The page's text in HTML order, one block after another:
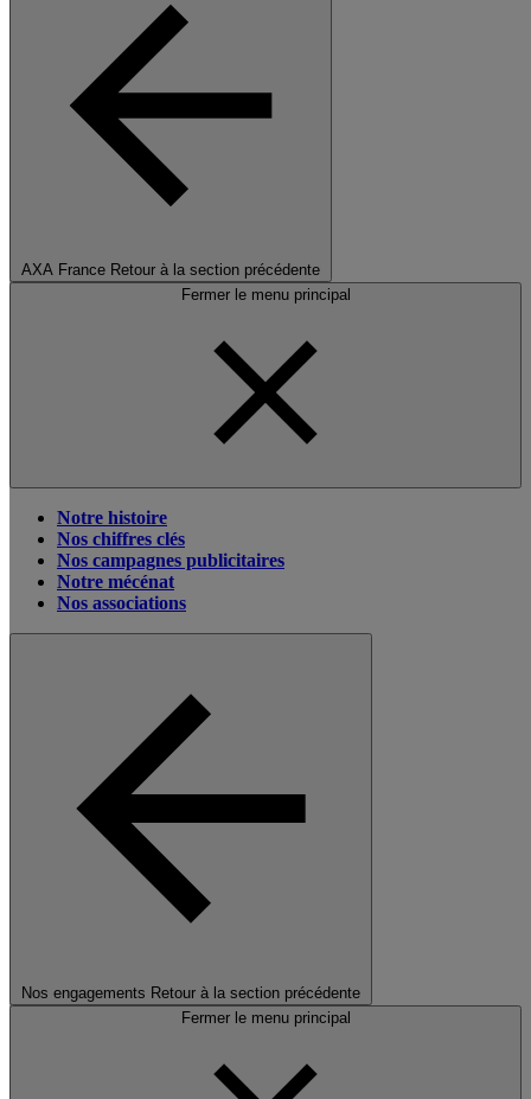
AXA France Retour à la section précédente
Fermer le menu principal
Notre histoire
Nos chiffres clés
Nos campagnes publicitaires
Notre mécénat
Nos associations
Nos engagements Retour à la section précédente
Fermer le menu principal